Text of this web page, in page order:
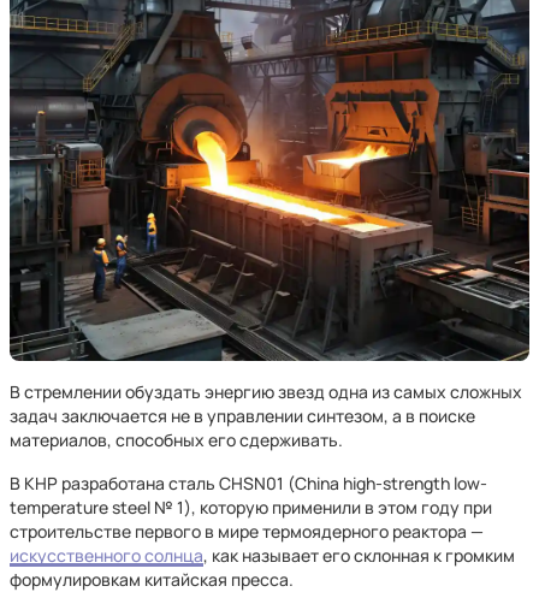
В стремлении обуздать энергию звезд одна из самых сложных
задач заключается не в управлении синтезом, а в поиске
материалов, способных его сдерживать.
В КНР разработана сталь CHSN01 (China high-strength low-
temperature steel № 1), которую применили в этом году при
строительстве первого в мире термоядерного реактора —
искусственного солнца, как называет его склонная к громким
формулировкам китайская пресса.